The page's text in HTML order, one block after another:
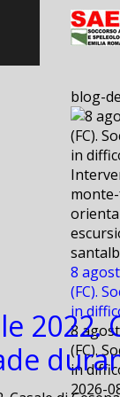
blog-
8
(FC).
in
8
(FC).
in
2026-
2022.